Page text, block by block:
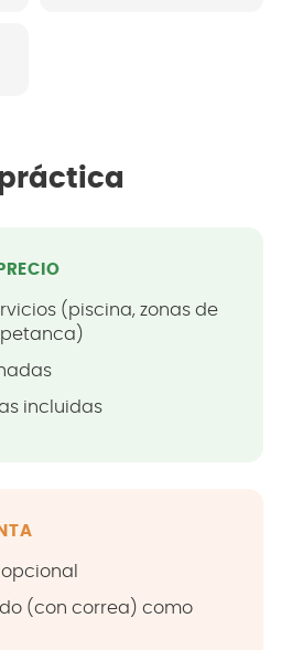
(piscina, zonas de
incluidas
(con correa) como